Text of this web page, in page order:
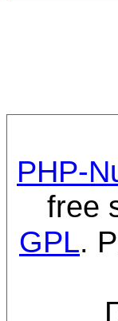
PHP-
free
GPL.